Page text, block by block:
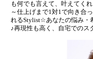
も何でも言えて、叶えてく
～仕上げまで1対1で向き合
れるStylist☆あなたの悩み・
♪再現性も高く、自宅でのス